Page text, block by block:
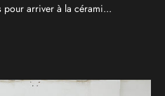
arriver à la cérami...